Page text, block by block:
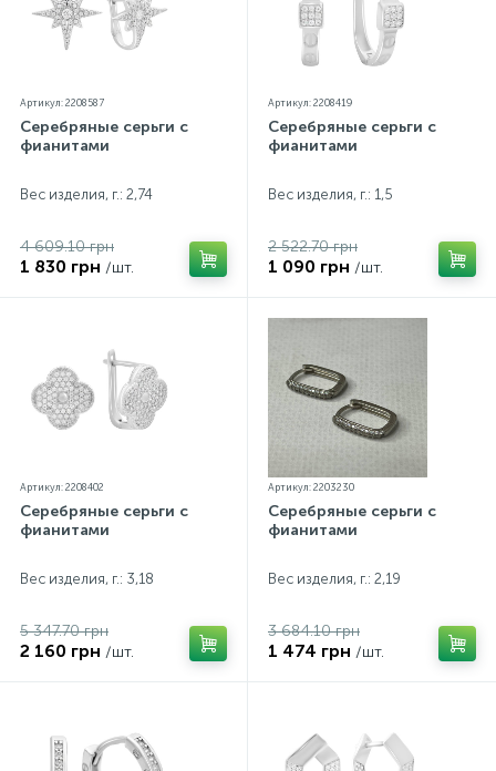
Артикул: 2208587
Серебряные серьги с
фианитами
Вес изделия, г.: 2,74
4 609.10 грн
1 830 грн /шт.
Артикул: 2208419
Серебряные серьги с
фианитами
Вес изделия, г.: 1,5
2 522.70 грн
1 090 грн /шт.
Артикул: 2208402
Серебряные серьги с
фианитами
Вес изделия, г.: 3,18
5 347.70 грн
2 160 грн /шт.
Артикул: 2203230
Серебряные серьги с
фианитами
Вес изделия, г.: 2,19
3 684.10 грн
1 474 грн /шт.